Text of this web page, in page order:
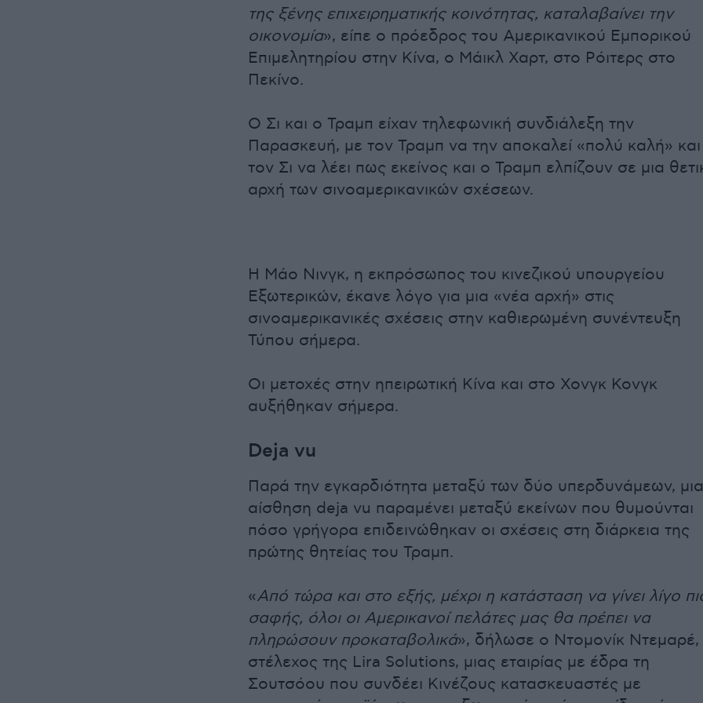
της ξένης επιχειρηματικής κοινότητας, καταλαβαίνει την
οικονομία», είπε ο πρόεδρος του Αμερικανικού Εμπορικού
Επιμελητηρίου στην Κίνα, ο Μάικλ Χαρτ, στο Ρόιτερς στο
Πεκίνο.
Ο Σι και ο Τραμπ είχαν τηλεφωνική συνδιάλεξη την
Παρασκευή, με τον Τραμπ να την αποκαλεί «πολύ καλή» και
τον Σι να λέει πως εκείνος και ο Τραμπ ελπίζουν σε μια
αρχή των σινοαμερικανικών σχέσεων.
Η Μάο Νινγκ, η εκπρόσωπος του κινεζικού υπουργείου
Εξωτερικών, έκανε λόγο για μια «νέα αρχή» στις
σινοαμερικανικές σχέσεις στην καθιερωμένη συνέντευξη
Τύπου σήμερα.
Οι μετοχές στην ηπειρωτική Κίνα και στο Χονγκ Κονγκ
αυξήθηκαν σήμερα.
Deja vu
Παρά την εγκαρδιότητα μεταξύ των δύο υπερδυνάμεων, μια
αίσθηση deja vu παραμένει μεταξύ εκείνων που θυμούνται
πόσο γρήγορα επιδεινώθηκαν οι σχέσεις στη διάρκεια της
πρώτης θητείας του Τραμπ.
«Από τώρα και στο εξής, μέχρι η κατάσταση να γίνει λίγο
σαφής, όλοι οι Αμερικανοί πελάτες μας θα πρέπει να
πληρώσουν προκαταβολικά», δήλωσε ο Ντομονίκ Ντεμαρέ,
στέλεχος της Lira Solutions, μιας εταιρίας με έδρα τη
Σουτσόου που συνδέει Κινέζους κατασκευαστές με